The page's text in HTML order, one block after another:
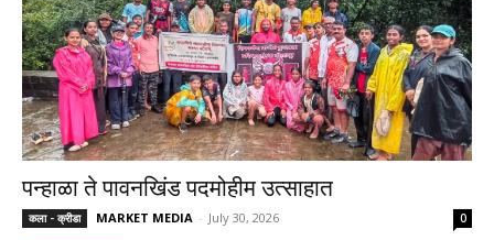
पन्हाळा ते पावनखिंड पदमोहीम उत्साहात
कला - क्रीडा MARKET MEDIA - July 30, 2026 0